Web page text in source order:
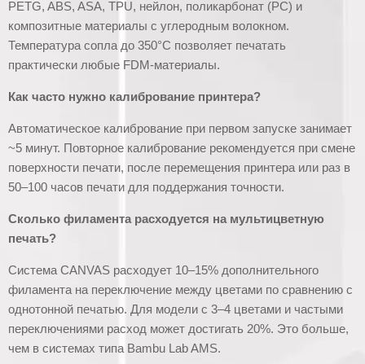
PETG, ABS, ASA, TPU, нейлон, поликарбонат (PC) и
композитные материалы с углеродным волокном.
Температура сопла до 350°C позволяет печатать
практически любые FDM-материалы.
Как часто нужно калибрование принтера?
Автоматическое калибрование при первом запуске занимает
~5 минут. Повторное калибрование рекомендуется при смене
поверхности печати, после перемещения принтера или раз в
50–100 часов печати для поддержания точности.
Сколько филамента расходуется на мультицветную
печать?
Система CANVAS расходует 10–15% дополнительного
филамента на переключение между цветами по сравнению с
однотонной печатью. Для модели с 3–4 цветами и частыми
переключениями расход может достигать 20%. Это больше,
чем в системах типа Bambu Lab AMS.